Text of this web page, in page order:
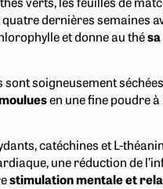
dernières semaines
et donne au thé
soigneusement
en une fine poudre à
catéchines et L-
une réduction de
stimulation mentale et